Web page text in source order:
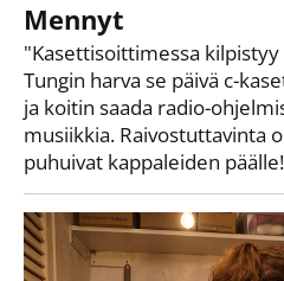
Mennyt
"Kasettisoittimessa
Tungin harva se päivä c-
ja koitin saada radio-
musiikkia. Raivostuttavinta
puhuivat kappaleiden